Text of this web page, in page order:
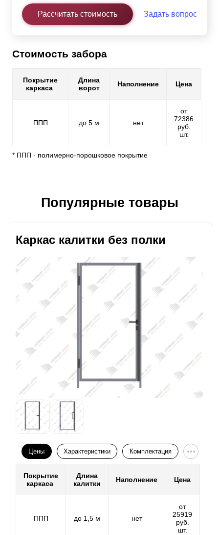
Рассчитать стоимость Задать вопрос
Стоимость забора
Покрытие
каркаса
Длина
ворот
Наполнение Цена
ППП до 5 м нет
от
72386
руб.
шт.
* ППП - полимерно-порошковое покрытие
Популярные товары
Каркас калитки без полки
Цены Характеристики Комплектация
Покрытие
каркаса
Длина
калитки
Наполнение Цена
ППП до 1,5 м нет
от
25919
руб.
шт.